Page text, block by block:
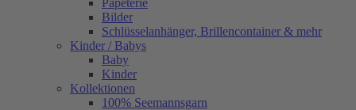
Papeterie
Bilder
Schlüsselanhänger, Brillencontainer & mehr
Kinder / Babys
Baby
Kinder
Kollektionen
100% Seemannsgarn